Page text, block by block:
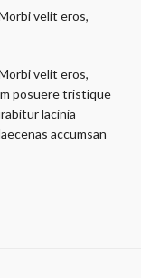
velit eros,
velit eros,
posuere tristique
lacinia
accumsan